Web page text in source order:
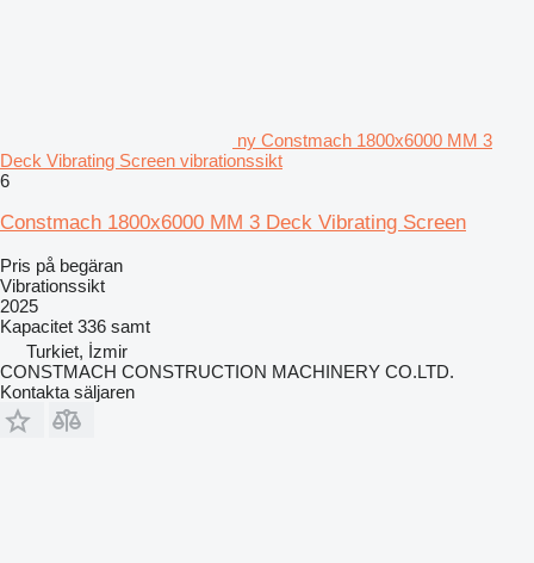
ny Constmach 1800x6000 MM 3
Deck Vibrating Screen vibrationssikt
6
Constmach 1800x6000 MM 3 Deck Vibrating Screen
Pris på begäran
Vibrationssikt
2025
Kapacitet 336 samt
Turkiet, İzmir
CONSTMACH CONSTRUCTION MACHINERY CO.LTD.
Kontakta säljaren